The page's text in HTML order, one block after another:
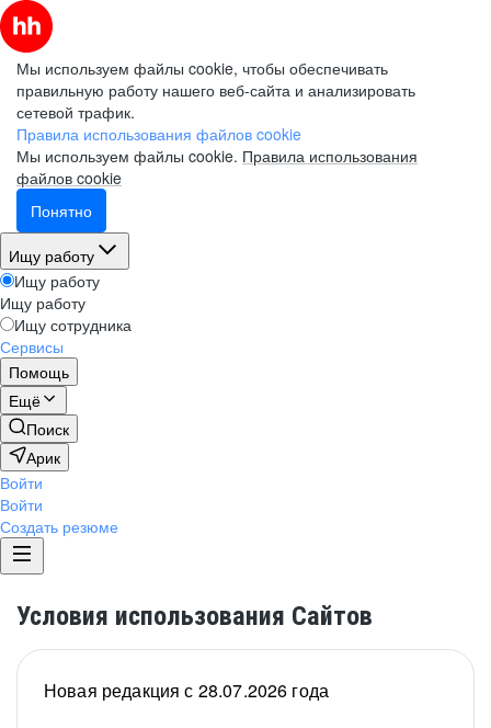
Мы используем файлы cookie, чтобы обеспечивать
правильную работу нашего веб-сайта и анализировать
сетевой трафик.
Правила использования файлов cookie
Мы используем файлы cookie. Правила использования
файлов cookie
Понятно
Ищу работу
Ищу работу
Ищу работу
Ищу сотрудника
Сервисы
Помощь
Ещё
Поиск
Арик
Войти
Войти
Создать резюме
Условия использования Сайтов
Новая редакция с 28.07.2026 года